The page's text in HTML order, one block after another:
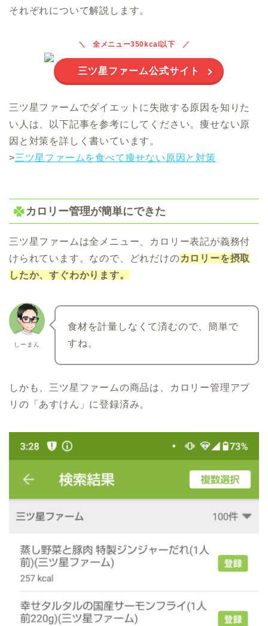
それぞれについて解説します。
全メニュー350kcal以下
三ツ星ファーム公式サイト
三ツ星ファームでダイエットに失敗する原因を知りた
い人は、以下記事を参考にしてください。痩せない原
因と対策を詳しく書いています。
>三ツ星ファームを食べて痩せない原因と対策
カロリー管理が簡単にできた
三ツ星ファームは全メニュー、カロリー表記が義務付
けられています。なので、どれだけのカロリーを摂取
したか、すぐわかります。
しーまん
食材を計量しなくて済むので、簡単で
すね。
しかも、三ツ星ファームの商品は、カロリー管理アプ
リの「あすけん」に登録済み。